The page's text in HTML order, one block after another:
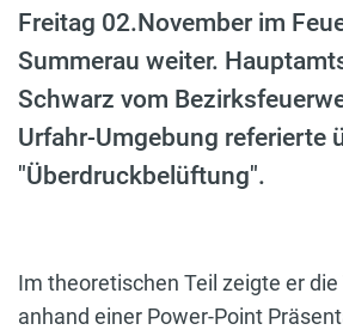
Freitag 02.November im
Summerau weiter.
Schwarz vom
Urfahr-Umgebung referierte
"Überdruckbelüftung".
Im theoretischen Teil zeigte er
anhand einer Power-Point